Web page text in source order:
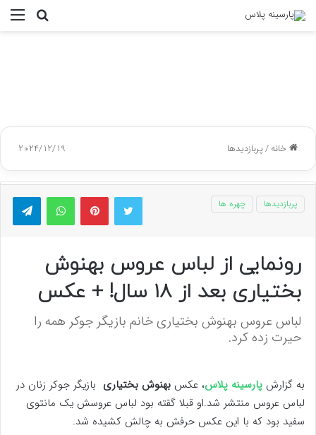
جستجو
خانه/پربازدیدها 2024/12/19
توییتر پینتریستواتس آپ
پربازدیدها چهره ها
رونمایی از لباس عروس بهنوش
بختیاری بعد از 18 سال! + عکس
لباس عروس بهنوش بختیاری خانم بازیگر جوکر همه را
حیرت زده کرد.
به گزارش پارسینه پلاس، عکس بهنوش بختیاری بازیگر جوکر زنان در
لباس عروس منتشر شد.او قبلا گقته بود لباس عروسش یک مانتوی
سفید بود که با این عکس حرفش به چالش کشیده شد.